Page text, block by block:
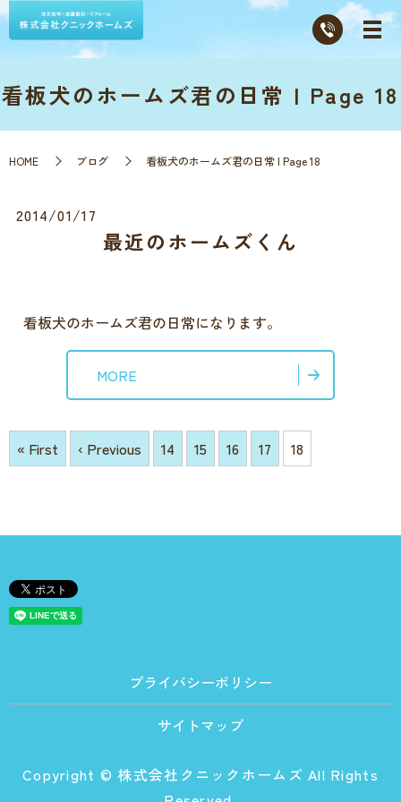
看板犬のホームズ君の日常 | Page 18
HOME ブログ 看板犬のホームズ君の日常 | Page 18
2014/01/17
最近のホームズくん
看板犬のホームズ君の日常になります。
MORE
« First ‹ Previous 14 15 16 17 18
プライバシーポリシー
サイトマップ
Copyright © 株式会社クニックホームズ All Rights